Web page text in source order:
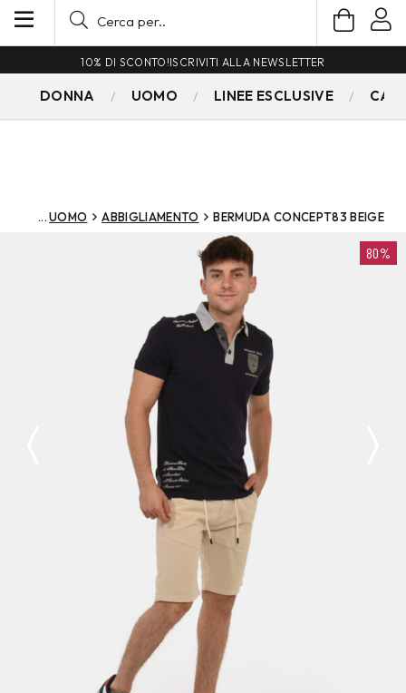
10% DI SCONTO!ISCRIVITI ALLA NEWSLETTER
DONNA UOMO LINEE ESCLUSIVE
UOMO ABBIGLIAMENTO BERMUDA CONCEPT83 BEIGE
80%